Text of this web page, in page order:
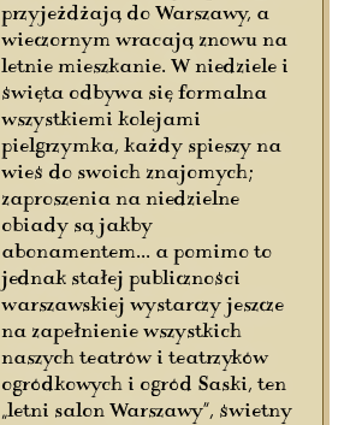
przyjeżdżają do Warszawy, a
wieczornym wracają znowu na
letnie mieszkanie. W niedziele i
święta odbywa się formalna
wszystkiemi kolejami
pielgrzymka, każdy spieszy na
wieś do swoich znajomych;
zaproszenia na niedzielne
obiady są jakby
abonamentem... a pomimo to
jednak stałej publiczności
warszawskiej wystarczy jeszcze
na zapełnienie wszystkich
naszych teatrów i teatrzyków
ogródkowych i ogród Saski, ten
„letni salon Warszawy”, świetny